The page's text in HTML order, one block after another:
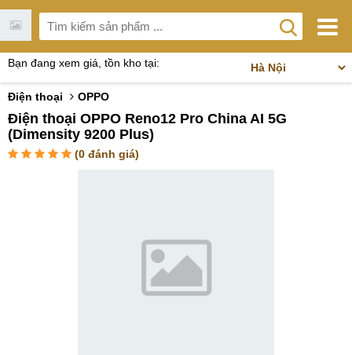
Bạn đang xem giá, tồn kho tại:
Điện thoại OPPO
Điện thoại OPPO Reno12 Pro China AI 5G
(Dimensity 9200 Plus)
(0 đánh giá)